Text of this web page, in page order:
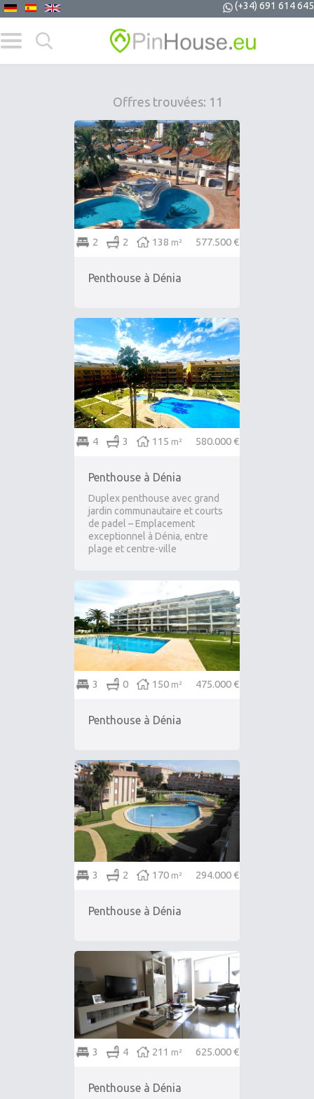
(+34) 691 614 645
Offres trouvées: 11
2 2 138 m² 577.500 €
Penthouse à Dénia
4 3 115 m² 580.000 €
Penthouse à Dénia
Duplex penthouse avec grand
jardin communautaire et courts
de padel – Emplacement
exceptionnel à Dénia, entre
plage et centre-ville
3 0 150 m² 475.000 €
Penthouse à Dénia
3 2 170 m² 294.000 €
Penthouse à Dénia
3 4 211 m² 625.000 €
Penthouse à Dénia